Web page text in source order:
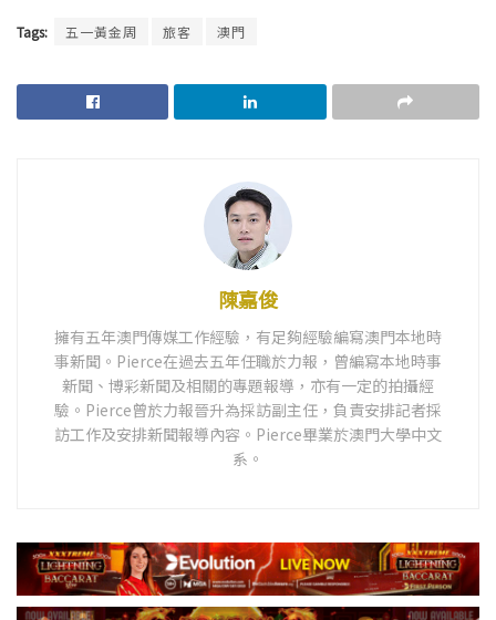
Tags: 五一黃金周 旅客 澳門
陳嘉俊
擁有五年澳門傳媒工作經驗，有足夠經驗編寫澳門本地時
事新聞。Pierce在過去五年任職於力報，曾編寫本地時事
新聞、博彩新聞及相關的專題報導，亦有一定的拍攝經
驗。Pierce曾於力報晉升為採訪副主任，負責安排記者採
訪工作及安排新聞報導內容。Pierce畢業於澳門大學中文
系。